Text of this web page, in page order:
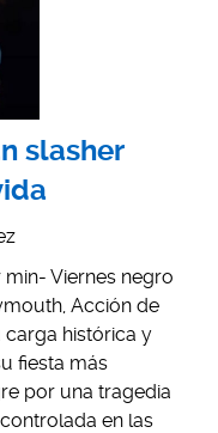
slasher
min- Viernes negro
Acción de
carga histórica y
fiesta más
por una tragedia
en las